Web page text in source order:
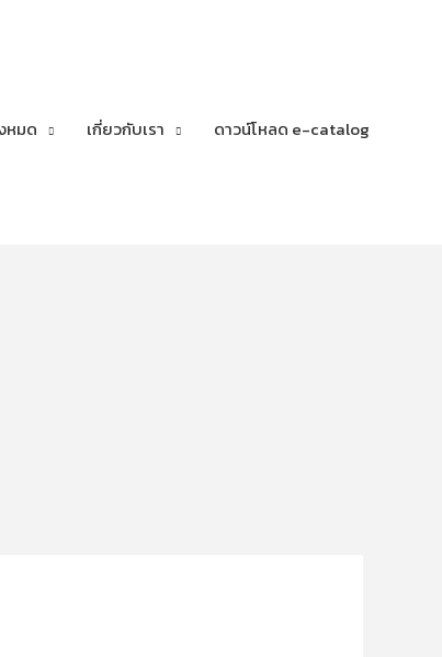
หมด เกี่ยวกับเรา ดาวน์โหลด e-catalog